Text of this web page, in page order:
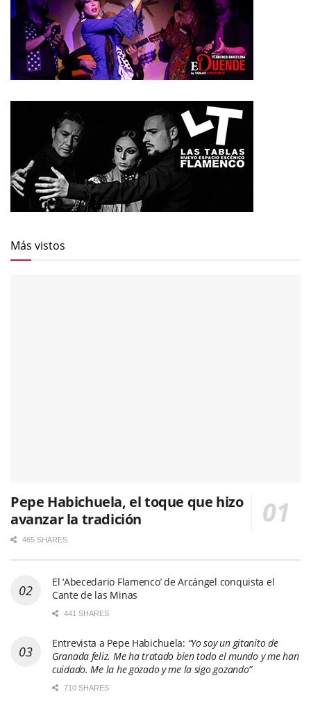
Más vistos
Pepe Habichuela, el toque que hizo
avanzar la tradición
465 SHARES
El ‘Abecedario Flamenco’ de Arcángel conquista el
Cante de las Minas
441 SHARES
Entrevista a Pepe Habichuela: “Yo soy un gitanito de
Granada feliz. Me ha tratado bien todo el mundo y me han
cuidado. Me la he gozado y me la sigo gozando”
710 SHARES